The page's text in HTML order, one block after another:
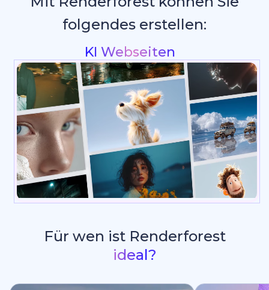
folgendes erstellen:
Intros & Logo Animatio
Für wen ist Renderforest
ideal?